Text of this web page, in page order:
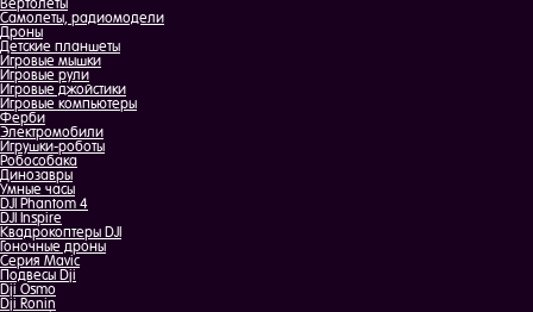
Вертолеты
Самолеты, радиомодели
Дроны
Детские планшеты
Игровые мышки
Игровые рули
Игровые джойстики
Игровые компьютеры
Ферби
Электромобили
Игрушки-роботы
Робособака
Динозавры
Умные часы
DJI Phantom 4
DJI Inspire
Квадрокоптеры DJI
Гоночные дроны
Серия Mavic
Подвесы Dji
Dji Osmo
Dji Ronin